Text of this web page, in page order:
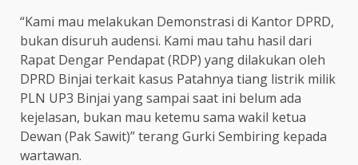
“Kami mau melakukan Demonstrasi di Kantor DPRD,
bukan disuruh audensi. Kami mau tahu hasil dari
Rapat Dengar Pendapat (RDP) yang dilakukan oleh
DPRD Binjai terkait kasus Patahnya tiang listrik milik
PLN UP3 Binjai yang sampai saat ini belum ada
kejelasan, bukan mau ketemu sama wakil ketua
Dewan (Pak Sawit)” terang Gurki Sembiring kepada
wartawan.